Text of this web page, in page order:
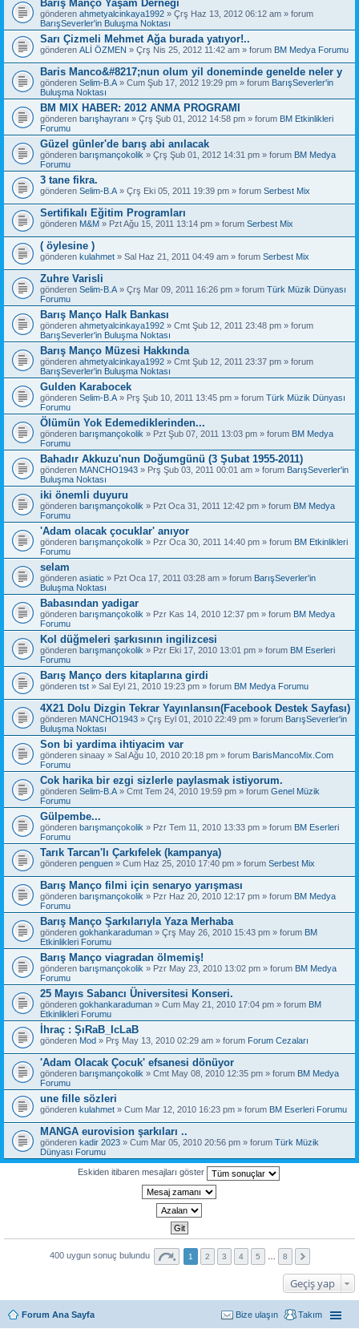
Barış Manço Yaşam Derneği
gönderen ahmetyalcinkaya1992 » Çrş Haz 13, 2012 06:12 am » forum
BarışSeverler'in Buluşma Noktası
Sarı Çizmeli Mehmet Ağa burada yatıyor!..
gönderen ALİ ÖZMEN » Çrş Nis 25, 2012 11:42 am » forum BM Medya Forumu
Baris Manco&#8217;nun olum yil doneminde genelde neler y
gönderen Selim-B.A » Cum Şub 17, 2012 19:29 pm » forum BarışSeverler'in
Buluşma Noktası
BM MIX HABER: 2012 ANMA PROGRAMI
gönderen barışhayranı » Çrş Şub 01, 2012 14:58 pm » forum BM Etkinlikleri
Forumu
Güzel günler'de barış abi anılacak
gönderen barışmançokolik » Çrş Şub 01, 2012 14:31 pm » forum BM Medya
Forumu
3 tane fikra.
gönderen Selim-B.A » Çrş Eki 05, 2011 19:39 pm » forum Serbest Mix
Sertifikalı Eğitim Programları
gönderen M&M » Pzt Ağu 15, 2011 13:14 pm » forum Serbest Mix
( öylesine )
gönderen kulahmet » Sal Haz 21, 2011 04:49 am » forum Serbest Mix
Zuhre Varisli
gönderen Selim-B.A » Çrş Mar 09, 2011 16:26 pm » forum Türk Müzik Dünyası
Forumu
Barış Manço Halk Bankası
gönderen ahmetyalcinkaya1992 » Cmt Şub 12, 2011 23:48 pm » forum
BarışSeverler'in Buluşma Noktası
Barış Manço Müzesi Hakkında
gönderen ahmetyalcinkaya1992 » Cmt Şub 12, 2011 23:37 pm » forum
BarışSeverler'in Buluşma Noktası
Gulden Karabocek
gönderen Selim-B.A » Prş Şub 10, 2011 13:45 pm » forum Türk Müzik Dünyası
Forumu
Ölümün Yok Edemediklerinden...
gönderen barışmançokolik » Pzt Şub 07, 2011 13:03 pm » forum BM Medya
Forumu
Bahadır Akkuzu'nun Doğumgünü (3 Şubat 1955-2011)
gönderen MANCHO1943 » Prş Şub 03, 2011 00:01 am » forum BarışSeverler'in
Buluşma Noktası
iki önemli duyuru
gönderen barışmançokolik » Pzt Oca 31, 2011 12:42 pm » forum BM Medya
Forumu
'Adam olacak çocuklar' anıyor
gönderen barışmançokolik » Pzr Oca 30, 2011 14:40 pm » forum BM Etkinlikleri
Forumu
selam
gönderen asiatic » Pzt Oca 17, 2011 03:28 am » forum BarışSeverler'in
Buluşma Noktası
Babasından yadigar
gönderen barışmançokolik » Pzr Kas 14, 2010 12:37 pm » forum BM Medya
Forumu
Kol düğmeleri şarkısının ingilizcesi
gönderen barışmançokolik » Pzr Eki 17, 2010 13:01 pm » forum BM Eserleri
Forumu
Barış Manço ders kitaplarına girdi
gönderen tst » Sal Eyl 21, 2010 19:23 pm » forum BM Medya Forumu
4X21 Dolu Dizgin Tekrar Yayınlansın(Facebook Destek Sayfası)
gönderen MANCHO1943 » Çrş Eyl 01, 2010 22:49 pm » forum BarışSeverler'in
Buluşma Noktası
Son bi yardima ihtiyacim var
gönderen sinaay » Sal Ağu 10, 2010 20:18 pm » forum BarisMancoMix.Com
Forumu
Cok harika bir ezgi sizlerle paylasmak istiyorum.
gönderen Selim-B.A » Cmt Tem 24, 2010 19:59 pm » forum Genel Müzik
Forumu
Gülpembe...
gönderen barışmançokolik » Pzr Tem 11, 2010 13:33 pm » forum BM Eserleri
Forumu
Tarık Tarcan'lı Çarkıfelek (kampanya)
gönderen penguen » Cum Haz 25, 2010 17:40 pm » forum Serbest Mix
Barış Manço filmi için senaryo yarışması
gönderen barışmançokolik » Pzr Haz 20, 2010 12:17 pm » forum BM Medya
Forumu
Barış Manço Şarkılarıyla Yaza Merhaba
gönderen gokhankaraduman » Çrş May 26, 2010 15:43 pm » forum BM
Etkinlikleri Forumu
Barış Manço viagradan ölmemiş!
gönderen barışmançokolik » Pzr May 23, 2010 13:02 pm » forum BM Medya
Forumu
25 Mayıs Sabancı Üniversitesi Konseri.
gönderen gokhankaraduman » Cum May 21, 2010 17:04 pm » forum BM
Etkinlikleri Forumu
İhraç : ŞıRaB_IcLaB
gönderen Mod » Prş May 13, 2010 02:29 am » forum Forum Cezaları
'Adam Olacak Çocuk' efsanesi dönüyor
gönderen barışmançokolik » Cmt May 08, 2010 12:35 pm » forum BM Medya
Forumu
une fille sözleri
gönderen kulahmet » Cum Mar 12, 2010 16:23 pm » forum BM Eserleri Forumu
MANGA eurovision şarkıları ..
gönderen kadir 2023 » Cum Mar 05, 2010 20:56 pm » forum Türk Müzik
Dünyası Forumu
Eskiden itibaren mesajları göster
400 uygun sonuç bulundu 1 2 3 4 5 8
Geçiş yap
Forum Ana Sayfa Takım
Bize ulaşın